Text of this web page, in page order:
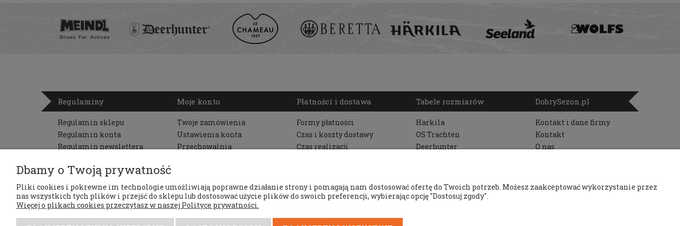
Regulaminy
Regulamin sklepu
Regulamin konta
Regulamin newslettera
Polityka prywatności
RODO
Moje konto
Twoje zamówienia
Ustawienia konta
Przechowalnia
Płatności i dostawa
Formy płatności
Czas i koszty dostawy
Czas realizacji
Tabele rozmiarów
Harkila
OS Trachten
Deerhunter
Seeland
Getawey
DobrySezon.pl
Kontakt i dane firmy
Kontakt
O nas
Dbamy o Twoją prywatność
Pliki cookies i pokrewne im technologie umożliwiają poprawne działanie strony i pomagają nam dostosować ofertę do Twoich potrzeb. Możesz zaakceptować wykorzystanie przez
nas wszystkich tych plików i przejść do sklepu lub dostosować użycie plików do swoich preferencji, wybierając opcję "Dostosuj zgody".
Więcej o plikach cookies przeczytasz w naszej Polityce prywatności.